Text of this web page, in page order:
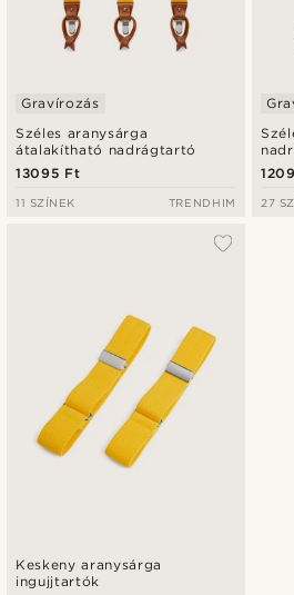
Széles aranysárga
átalakítható nadrágtartó
Gravírozás
13095 Ft
11 SZÍNEK TRENDHIM 27
Keskeny aranysárga
ingujjtartók